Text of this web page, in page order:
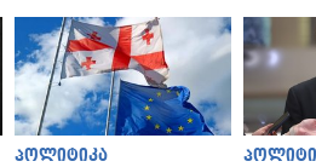
პოლიტიკა